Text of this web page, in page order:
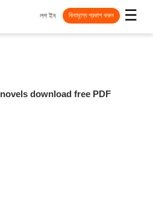
☰
লগ ইন বিনামূল্যে প্রকাশ করুন
download free PDF